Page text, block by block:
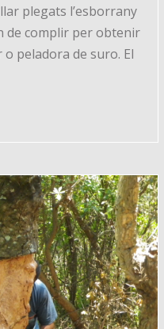
plegats l’esborrany
de complir per obtenir
peladora de suro. El